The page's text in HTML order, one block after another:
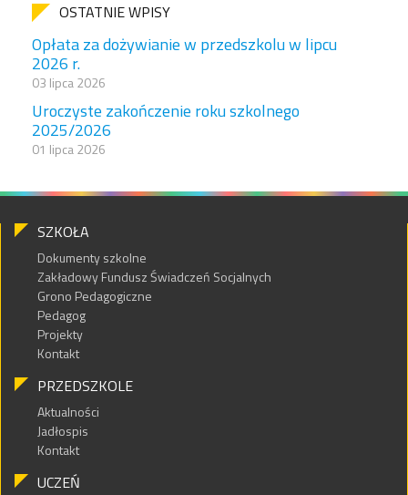
OSTATNIE WPISY
Opłata za dożywianie w przedszkolu w lipcu
2026 r.
03 lipca 2026
Uroczyste zakończenie roku szkolnego
2025/2026
01 lipca 2026
SZKOŁA
Dokumenty szkolne
Zakładowy Fundusz Świadczeń Socjalnych
Grono Pedagogiczne
Pedagog
Projekty
Kontakt
PRZEDSZKOLE
Aktualności
Jadłospis
Kontakt
UCZEŃ